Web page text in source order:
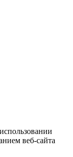
веб-сайта